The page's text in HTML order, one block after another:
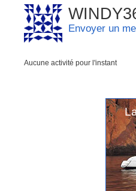
Envoyer un
Aucune activité pour l'instant